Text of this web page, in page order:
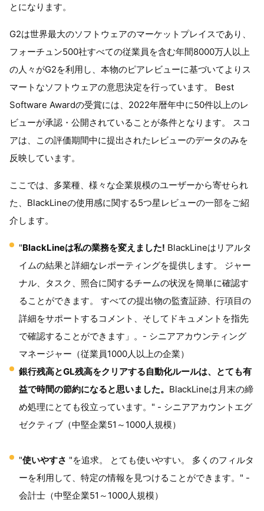
とになります。
G2は世界最大のソフトウェアのマーケットプレイスであり、
フォーチュン500社すべての従業員を含む年間8000万人以上
の人々がG2を利用し、本物のピアレビューに基づいてよりス
マートなソフトウェアの意思決定を行っています。 Best
Software Awardの受賞には、2022年暦年中に50件以上のレ
ビューが承認・公開されていることが条件となります。 スコ
アは、この評価期間中に提出されたレビューのデータのみを
反映しています。
ここでは、多業種、様々な企業規模のユーザーから寄せられ
た、BlackLineの使用感に関する5つ星レビューの一部をご紹
介します。
"BlackLineは私の業務を変えました! BlackLineはリアルタ
イムの結果と詳細なレポーティングを提供します。 ジャー
ナル、タスク、照合に関するチームの状況を簡単に確認す
ることができます。 すべての提出物の監査証跡、行項目の
詳細をサポートするコメント、そしてドキュメントを指先
で確認することができます」。- シニアアカウンティング
マネージャー（従業員1000人以上の企業）
銀行残高とGL残高をクリアする自動化ルールは、とても有
益で時間の節約になると思いました。 BlackLineは月末の締
め処理にとても役立っています。" - シニアアカウントエグ
ゼクティブ（中堅企業51～1000人規模）
"使いやすさ "を追求。 とても使いやすい。 多くのフィルタ
ーを利用して、特定の情報を見つけることができます。" -
会計士（中堅企業51～1000人規模）